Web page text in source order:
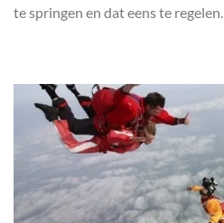
te springen en dat eens te regelen.